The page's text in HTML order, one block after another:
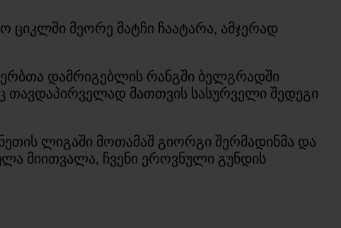
მეორე მატჩი ჩაატარა, ამჯერად
დამრიგებლის რანგში ბელგრადში
თავდაპირველად მათთვის სასურველი შედეგი
ლიგაში მოთამაშ გიორგი შერმადინმა და
მიითვალა, ჩვენი ეროვნული გუნდის